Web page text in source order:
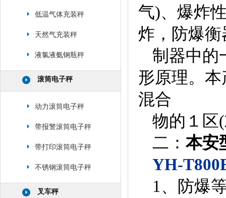
低温气体充装秤
天然气充装秤
液氯液氨钢瓶秤
滚筒电子秤
动力滚筒电子秤
带报警滚筒电子秤
带打印滚筒电子秤
不锈钢滚筒电子秤
叉车秤
气)、爆炸
炸，防爆
制器中的
形原理。
混合
物的１区
二： 本安
YH-
1、防爆